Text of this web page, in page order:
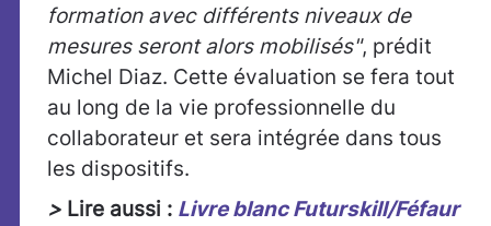
formation avec différents niveaux de
mesures seront alors mobilisés", prédit
Michel Diaz. Cette évaluation se fera tout
au long de la vie professionnelle du
collaborateur et sera intégrée dans tous
les dispositifs.
> Lire aussi : Livre blanc Futurskill/Féfaur